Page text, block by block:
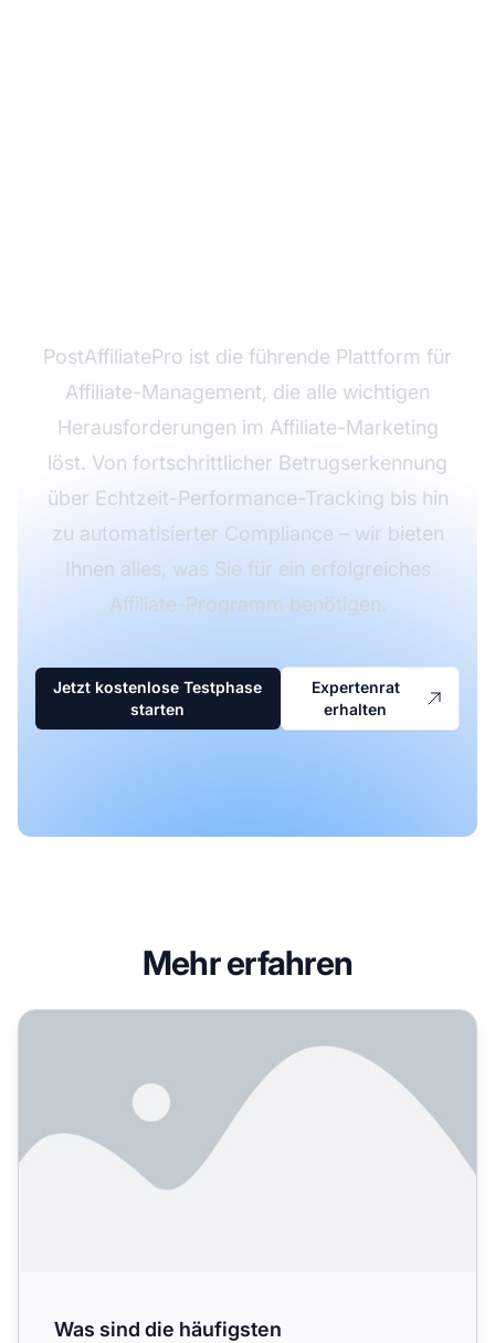
PostAffiliatePro ist die führende Plattform für
Affiliate-Management, die alle wichtigen
Herausforderungen im Affiliate-Marketing
löst. Von fortschrittlicher Betrugserkennung
über Echtzeit-Performance-Tracking bis hin
zu automatisierter Compliance – wir bieten
Ihnen alles, was Sie für ein erfolgreiches
Affiliate-Programm benötigen.
Jetzt kostenlose Testphase
starten
Expertenrat
erhalten
Mehr erfahren
Was sind die häufigsten Herausforderungen im Affiliate-
Was sind die häufigsten